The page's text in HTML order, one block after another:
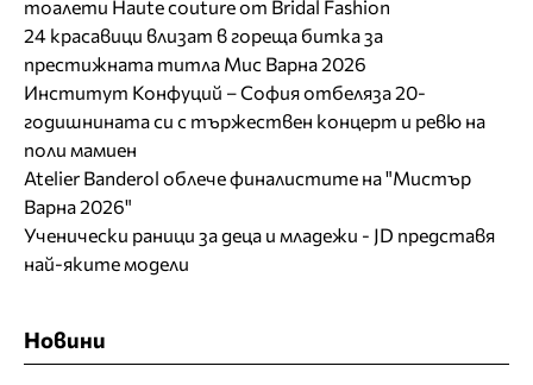
тоалети Haute couture от Bridal Fashion
24 красавици влизат в гореща битка за
престижната титла Мис Варна 2026
Институт Конфуций – София отбеляза 20-
годишнината си с тържествен концерт и ревю на
поли мамиен
Atelier Banderol облече финалистите на "Мистър
Варна 2026"
Ученически раници за деца и младежи - JD представя
най-яките модели
Новини